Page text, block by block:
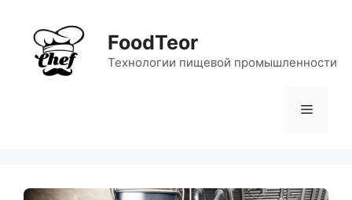
содержимому
FoodTeor
Технологии пищевой промышленности
Меню